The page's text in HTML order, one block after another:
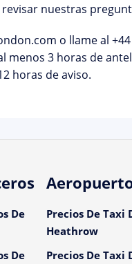
revisar nuestras
o llame al
menos 3 horas de
horas de aviso.
De
De
Precios De Taxi
Heathrow
Precios De Taxi